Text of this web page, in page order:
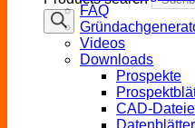
FAQ
Videos
Downloads
Prospekte
CAD-